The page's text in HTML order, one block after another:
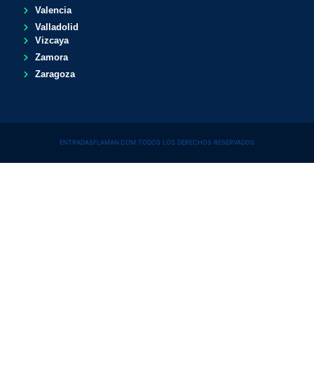
Valencia
Valladolid
Vizcaya
Zamora
Zaragoza
ENTRADASFLAMAN.COM TODOS LOS DERECHOS RESERVADOS